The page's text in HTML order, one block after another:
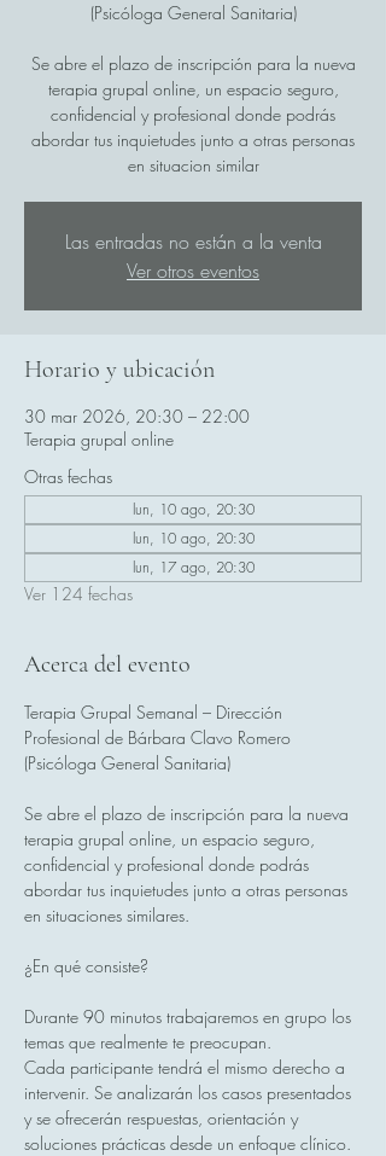
(Psicóloga General Sanitaria)
Se abre el plazo de inscripción para la nueva
terapia grupal online, un espacio seguro,
confidencial y profesional donde podrás
abordar tus inquietudes junto a otras personas
en situacion similar
Las entradas no están a la venta
Ver otros eventos
Horario y ubicación
30 mar 2026, 20:30 – 22:00
Terapia grupal online
Otras fechas
lun, 10 ago, 20:30
lun, 10 ago, 20:30
lun, 17 ago, 20:30
Ver 124 fechas
Acerca del evento
Terapia Grupal Semanal – Dirección
Profesional de Bárbara Clavo Romero
(Psicóloga General Sanitaria)
Se abre el plazo de inscripción para la nueva
terapia grupal online, un espacio seguro,
confidencial y profesional donde podrás
abordar tus inquietudes junto a otras personas
en situaciones similares.
¿En qué consiste?
Durante 90 minutos trabajaremos en grupo los
temas que realmente te preocupan.
Cada participante tendrá el mismo derecho a
intervenir. Se analizarán los casos presentados
y se ofrecerán respuestas, orientación y
soluciones prácticas desde un enfoque clínico.